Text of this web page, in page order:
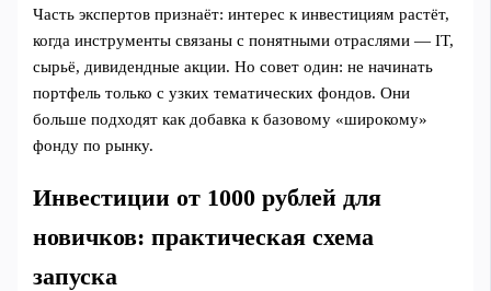
Часть экспертов признаёт: интерес к инвестициям растёт,
когда инструменты связаны с понятными отраслями — IT,
сырьё, дивидендные акции. Но совет один: не начинать
портфель только с узких тематических фондов. Они
больше подходят как добавка к базовому «широкому»
фонду по рынку.
Инвестиции от 1000 рублей для
новичков: практическая схема
запуска